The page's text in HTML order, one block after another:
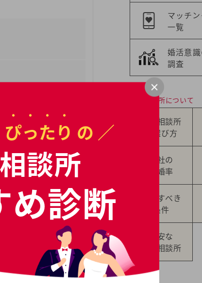
店舗詳細
マッチ
一覧
婚活意
調査
結婚相談所について
結婚相談所
の選び方
各社の
成婚率
提示すべき
条件
格安な
結婚相談所
ぴったり の ／
談所
め診断